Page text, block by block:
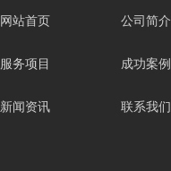
网站首页 公司简介
服务项目 成功案例
新闻资讯 联系我们